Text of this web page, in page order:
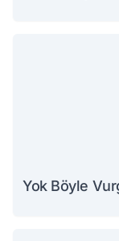
Yok Böyle